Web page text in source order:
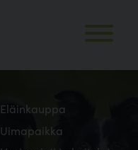
Eläinkauppa
Uimapaikka